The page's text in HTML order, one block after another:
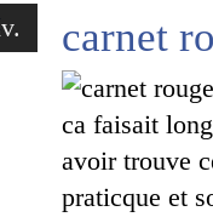
carnet
ca faisait
avoir trouve
praticque et